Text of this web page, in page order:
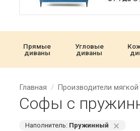
Прямые
диваны
Угловые
диваны
Главная Производители
Софы с
Наполнитель: Пружинный ⨯